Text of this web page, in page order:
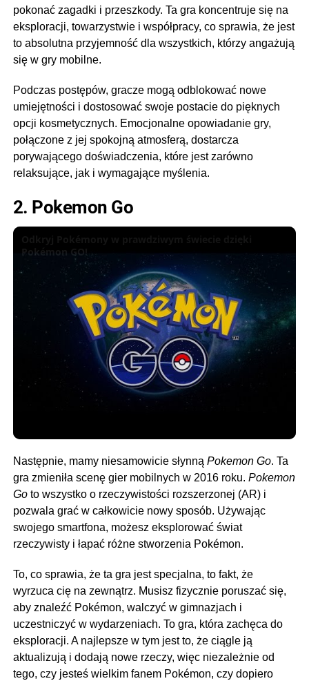
pokonać zagadki i przeszkody. Ta gra koncentruje się na
eksploracji, towarzystwie i współpracy, co sprawia, że jest
to absolutna przyjemność dla wszystkich, którzy angażują
się w gry mobilne.
Podczas postępów, gracze mogą odblokować nowe
umiejętności i dostosować swoje postacie do pięknych
opcji kosmetycznych. Emocjonalne opowiadanie gry,
połączone z jej spokojną atmosferą, dostarcza
porywającego doświadczenia, które jest zarówno
relaksujące, jak i wymagające myślenia.
2. Pokemon Go
Pokémon GO!
Następnie, mamy niesamowicie słynną Pokemon Go. Ta
gra zmieniła scenę gier mobilnych w 2016 roku. Pokemon
Goto wszystko o rzeczywistości rozszerzonej (AR) i
pozwala grać w całkowicie nowy sposób. Używając
swojego smartfona, możesz eksplorować świat
rzeczywisty i łapać różne stworzenia Pokémon.
To, co sprawia, że ta gra jest specjalna, to fakt, że
wyrzuca cię na zewnątrz. Musisz fizycznie poruszać się,
aby znaleźć Pokémon, walczyć w gimnazjach i
uczestniczyć w wydarzeniach. To gra, która zachęca do
eksploracji. A najlepsze w tym jest to, że ciągle ją
aktualizują i dodają nowe rzeczy, więc niezależnie od
tego, czy jesteś wielkim fanem Pokémon, czy dopiero